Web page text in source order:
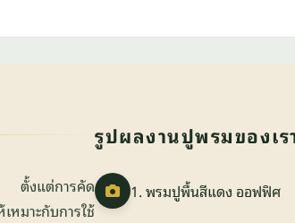
ด ตั้งแต่การคัด
หมาะกับการใช้
รูปผลงานปูพรมของเร
1. พรมปูพื้นสีแดง ออฟฟิศ